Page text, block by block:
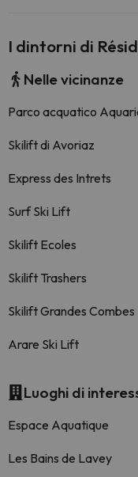
I dintorni di
Nelle vicinanze
Parco acquatico
Skilift di Avoriaz
Express des Intrets
Surf Ski Lift
Skilift Ecoles
Skilift Trashers
Skilift Grandes Combes
Arare Ski Lift
Luoghi di
Espace Aquatique
Les Bains de Lavey